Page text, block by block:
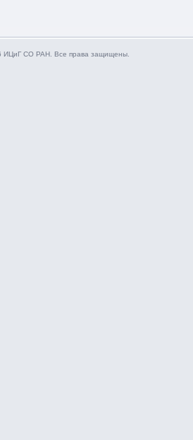
ИЦиГ СО РАН. Все права защищены.